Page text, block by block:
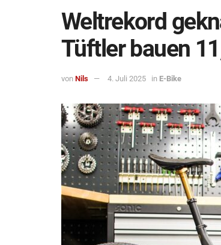
Weltrekord
Tüftler bauen
von Nils 4. Juli 2025 in E-Bike